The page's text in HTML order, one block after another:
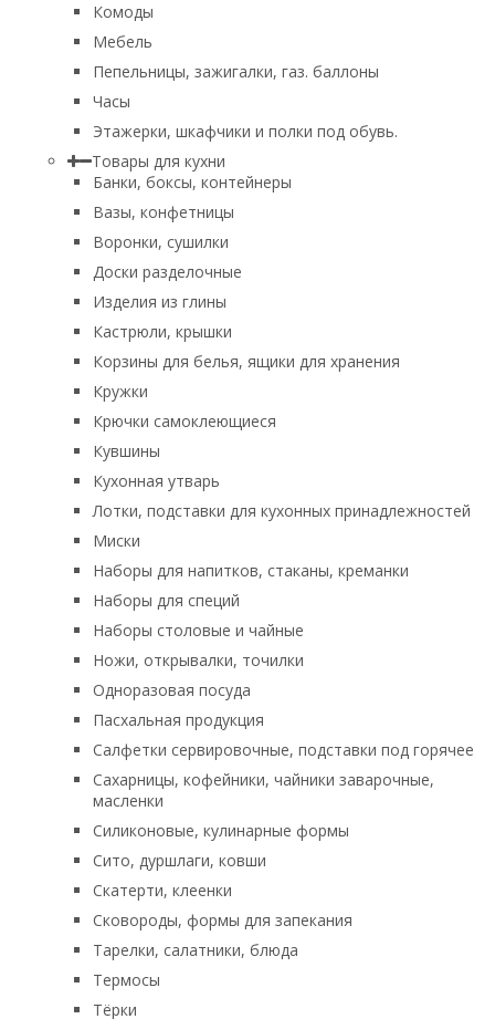
Комоды
Мебель
Пепельницы, зажигалки, газ. баллоны
Часы
Этажерки, шкафчики и полки под обувь.
Товары для кухни
Банки, боксы, контейнеры
Вазы, конфетницы
Воронки, сушилки
Доски разделочные
Изделия из глины
Кастрюли, крышки
Корзины для белья, ящики для хранения
Кружки
Крючки самоклеющиеся
Кувшины
Кухонная утварь
Лотки, подставки для кухонных принадлежностей
Миски
Наборы для напитков, стаканы, креманки
Наборы для специй
Наборы столовые и чайные
Ножи, открывалки, точилки
Одноразовая посуда
Пасхальная продукция
Салфетки сервировочные, подставки под горячее
Сахарницы, кофейники, чайники заварочные,
масленки
Силиконовые, кулинарные формы
Сито, дуршлаги, ковши
Скатерти, клеенки
Сковороды, формы для запекания
Тарелки, салатники, блюда
Термосы
Тёрки